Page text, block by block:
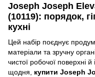
Joseph Joseph
(10119): порядок,
кухні
Цей набір поєднує
матеріали та зручну
чистої робочої поверхні й
щодня, купити Joseph